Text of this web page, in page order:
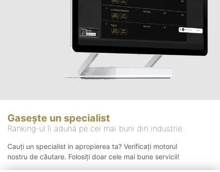
Gasește un specialist
Ranking-ul îi adună pe cei mai buni din industrie
Cauți un specialist in apropierea ta? Verificați motorul
nostru de căutare. Folosiți doar cele mai bune servicii!